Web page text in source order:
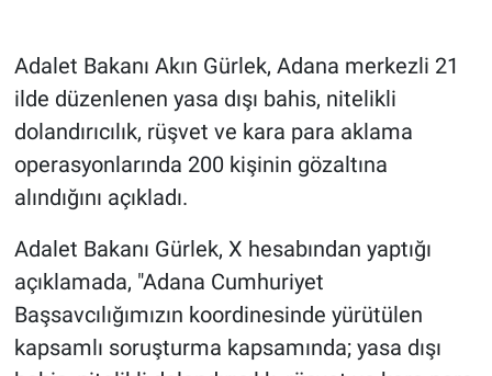
Adalet Bakanı Akın Gürlek, Adana merkezli 21
ilde düzenlenen yasa dışı bahis, nitelikli
dolandırıcılık, rüşvet ve kara para aklama
operasyonlarında 200 kişinin gözaltına
alındığını açıkladı.
Adalet Bakanı Gürlek, X hesabından yaptığı
açıklamada, "Adana Cumhuriyet
Başsavcılığımızın koordinesinde yürütülen
kapsamlı soruşturma kapsamında; yasa dışı
Gün Bitiyor
Gün Ortası
Gündem Özel
Haber
İlan